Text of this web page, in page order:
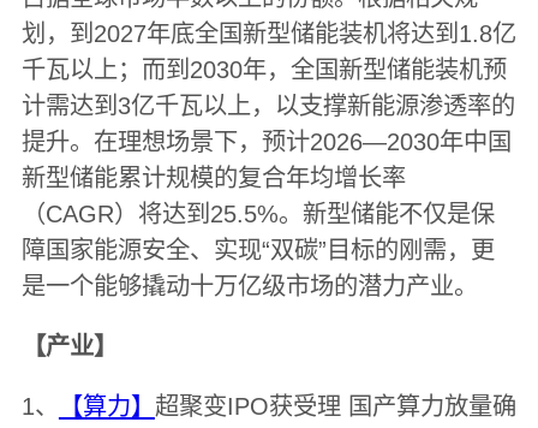
划，到2027年底全国新型储能装机将达到1.8亿
千瓦以上；而到2030年，全国新型储能装机预
计需达到3亿千瓦以上，以支撑新能源渗透率的
提升。在理想场景下，预计2026—2030年中国
新型储能累计规模的复合年均增长率
（CAGR）将达到25.5%。新型储能不仅是保
障国家能源安全、实现“双碳”目标的刚需，更
是一个能够撬动十万亿级市场的潜力产业。
【产业】
1、 【算力】 超聚变IPO获受理 国产算力放量确